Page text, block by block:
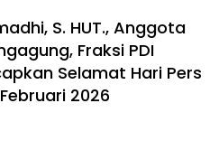
S. HUT., Anggota
Fraksi PDI
Selamat Hari Pers
2026